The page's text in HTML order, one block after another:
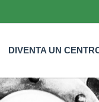
DIVENTA UN